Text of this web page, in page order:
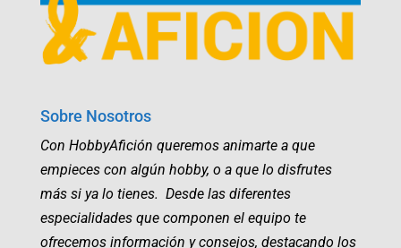
Sobre Nosotros
Con HobbyAfición queremos animarte a que
empieces con algún hobby, o a que lo disfrutes
más si ya lo tienes. Desde las diferentes
especialidades que componen el equipo te
ofrecemos información y consejos, destacando los